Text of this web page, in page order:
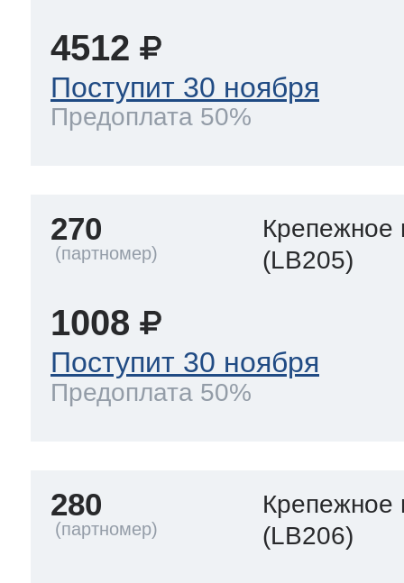
4512
Поступит 30 ноября
Предоплата 50%
270
Крепежное
(LB205)
1008
Поступит 30 ноября
Предоплата 50%
280
Крепежное
(LB206)